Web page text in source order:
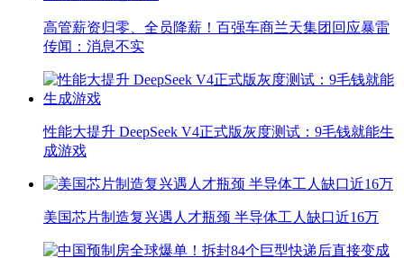
高管薪资归零、全员降薪！百强车商兰天集团回应暴雷
传闻：消息不实
性能大提升 DeepSeek V4正式版灰度测试：9毛钱就能生
成游戏
美国芯片制造复兴遇人才瓶颈 半导体工人缺口近16万